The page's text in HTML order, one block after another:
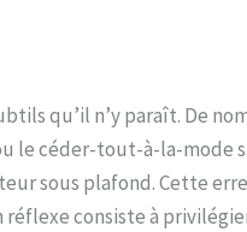
qu’il n’y paraît. De
le céder-tout-à-la-
sous plafond. Cette
réflexe consiste à